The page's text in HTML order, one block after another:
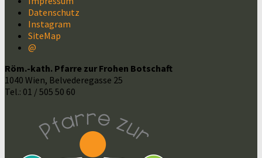
Datenschutz
Instagram
SiteMap
@
Röm.-kath. Pfarre zur Frohen Botschaft
1040 Wien, Belvederegasse 25
Tel.: 01 / 505 50 60